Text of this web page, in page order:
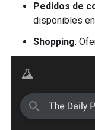
Pedidos de
disponibles
Shopping: